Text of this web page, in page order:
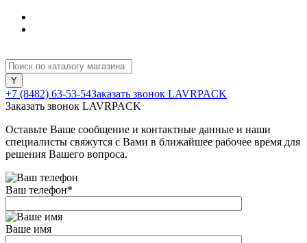
+7 (8482) 63-53-54Заказать звонок LAVRPACK
Заказать звонок LAVRPACK
Оставьте Ваше сообщение и контактные данные и наши
специалисты свяжутся с Вами в ближайшее рабочее время для
решения Вашего вопроса.
Ваш телефон*
Ваше имя